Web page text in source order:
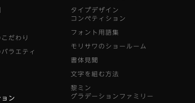
だわり
ラエティ
ン
タイプデザイン
コンペティション
フォント用語集
モリサワのショールーム
書体見聞
文字を組む方法
黎ミン
グラデーションファミリー